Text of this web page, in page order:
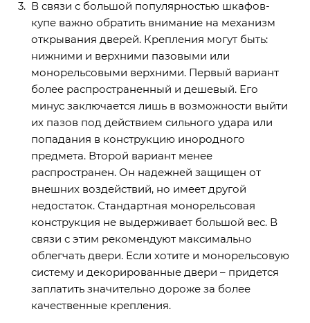
В связи с большой популярностью шкафов-
купе важно обратить внимание на механизм
открывания дверей. Крепления могут быть:
нижними и верхними пазовыми или
монорельсовыми верхними. Первый вариант
более распространенный и дешевый. Его
минус заключается лишь в возможности выйти
их пазов под действием сильного удара или
попадания в конструкцию инородного
предмета. Второй вариант менее
распространен. Он надежней защищен от
внешних воздействий, но имеет другой
недостаток. Стандартная монорельсовая
конструкция не выдерживает большой вес. В
связи с этим рекомендуют максимально
облегчать двери. Если хотите и монорельсовую
систему и декорированные двери – придется
заплатить значительно дороже за более
качественные крепления.